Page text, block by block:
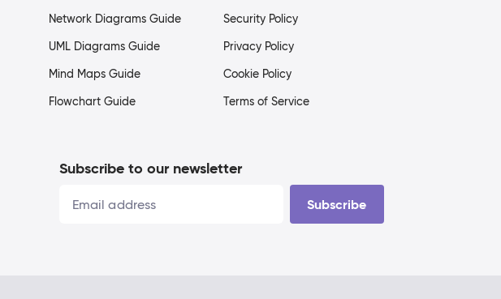
Network Diagrams Guide
UML Diagrams Guide
Mind Maps Guide
Flowchart Guide
Security Policy
Privacy Policy
Cookie Policy
Terms of Service
Subscribe to our newsletter
Subscribe